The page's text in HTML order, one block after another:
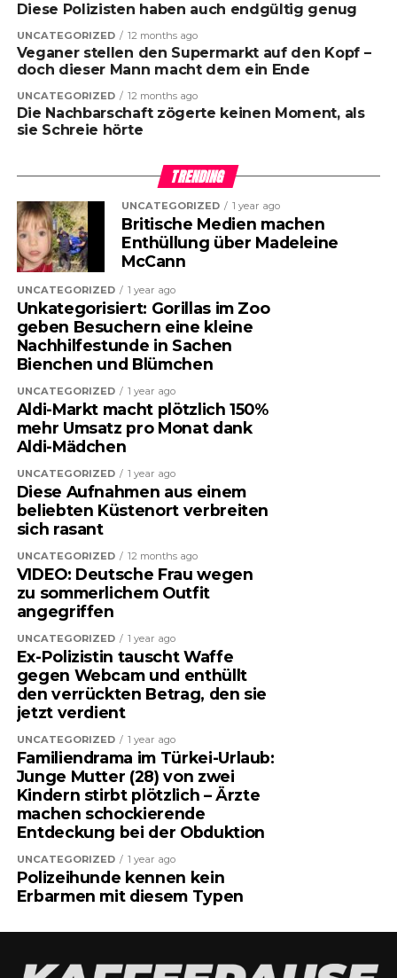
Diese Polizisten haben auch endgültig genug
UNCATEGORIZED 12 months ago
Veganer stellen den Supermarkt auf den Kopf –
doch dieser Mann macht dem ein Ende
UNCATEGORIZED 12 months ago
Die Nachbarschaft zögerte keinen Moment, als
sie Schreie hörte
TRENDING
UNCATEGORIZED 1 year ago
Britische Medien machen
Enthüllung über Madeleine
McCann
UNCATEGORIZED 1 year ago
Unkategorisiert: Gorillas im Zoo
geben Besuchern eine kleine
Nachhilfestunde in Sachen
Bienchen und Blümchen
UNCATEGORIZED 1 year ago
Aldi-Markt macht plötzlich 150%
mehr Umsatz pro Monat dank
Aldi-Mädchen
UNCATEGORIZED 1 year ago
Diese Aufnahmen aus einem
beliebten Küstenort verbreiten
sich rasant
UNCATEGORIZED 12 months ago
VIDEO: Deutsche Frau wegen
zu sommerlichem Outfit
angegriffen
UNCATEGORIZED 1 year ago
Ex-Polizistin tauscht Waffe
gegen Webcam und enthüllt
den verrückten Betrag, den sie
jetzt verdient
UNCATEGORIZED 1 year ago
Familiendrama im Türkei-Urlaub:
Junge Mutter (28) von zwei
Kindern stirbt plötzlich – Ärzte
machen schockierende
Entdeckung bei der Obduktion
UNCATEGORIZED 1 year ago
Polizeihunde kennen kein
Erbarmen mit diesem Typen